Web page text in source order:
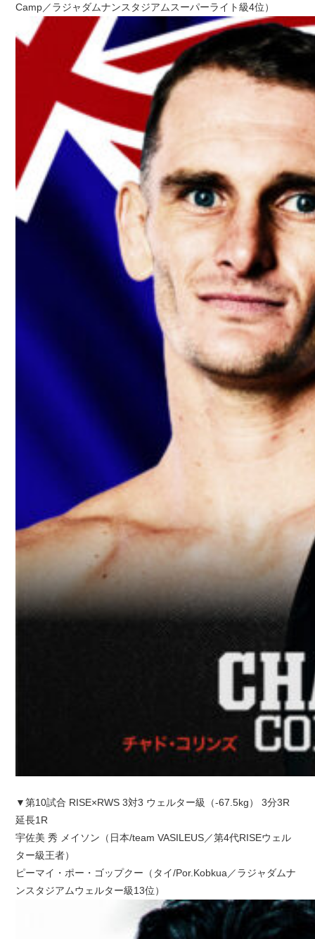
Camp／ラジャダムナンスタジアムスーパーライト級4位）
▼第10試合 RISE×RWS 3対3 ウェルター級（-67.5kg） 3分3R
延長1R
宇佐美 秀 メイソン（日本/team VASILEUS／第4代RISEウェル
ター級王者）
ピーマイ・ポー・ゴップクー（タイ/Por.Kobkua／ラジャダムナ
ンスタジアムウェルター級13位）